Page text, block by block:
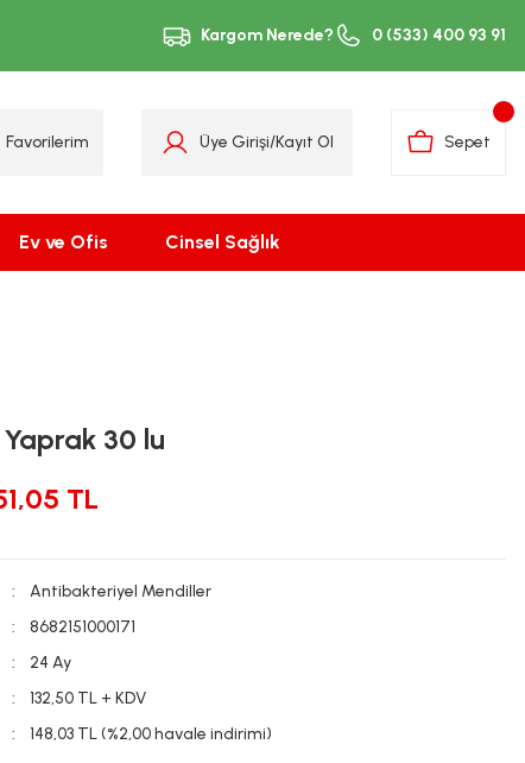
Kargom Nerede? 0 (533) 400 93 91
Favorilerim Üye Girişi/Kayıt Ol Sepet
Ev ve Ofis Cinsel Sağlık
Yaprak 30 lu
TL
Antibakteriyel Mendiller
8682151000171
24 Ay
132,50 TL + KDV
148,03 TL (%2,00 havale indirimi)